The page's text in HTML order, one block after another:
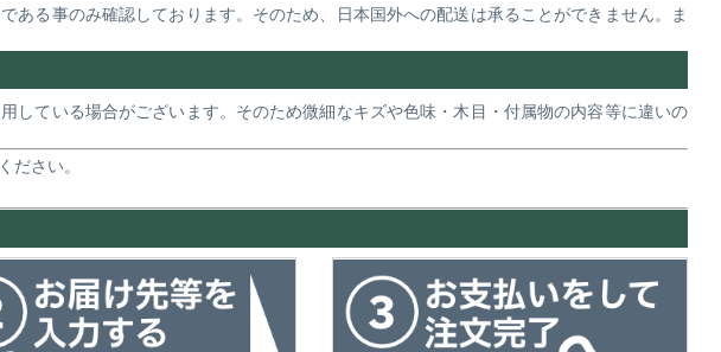
ある事のみ確認しております。そのため、日本国外への配送は承ることができません。ま
している場合がございます。そのため微細なキズや色味・木目・付属物の内容等に違いの
さい。